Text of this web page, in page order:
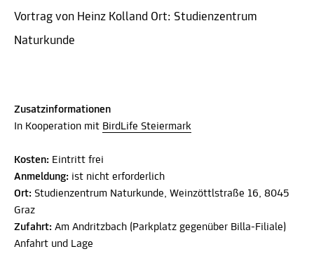
Vortrag von Heinz Kolland Ort: Studienzentrum
Naturkunde
Zusatzinformationen
In Kooperation mit BirdLife Steiermark
Kosten: Eintritt frei
Anmeldung: ist nicht erforderlich
Ort: Studienzentrum Naturkunde, Weinzöttlstraße 16, 8045
Graz
Zufahrt: Am Andritzbach (Parkplatz gegenüber Billa-Filiale)
Anfahrt und Lage